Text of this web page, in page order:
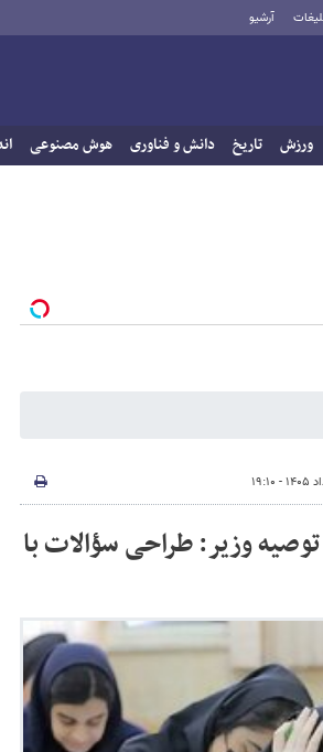
آرشیو
ورزش تاریخ دانش و فناوری هوش مصنوعی
وزیر: طراحی سؤالات با